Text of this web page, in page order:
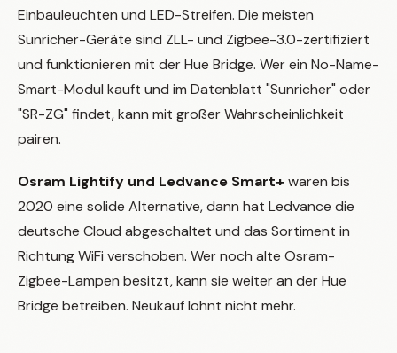
Einbauleuchten und LED-Streifen. Die meisten
Sunricher-Geräte sind ZLL- und Zigbee-3.0-zertifiziert
und funktionieren mit der Hue Bridge. Wer ein No-Name-
Smart-Modul kauft und im Datenblatt "Sunricher" oder
"SR-ZG" findet, kann mit großer Wahrscheinlichkeit
pairen.
Osram Lightify und Ledvance Smart+ waren bis
2020 eine solide Alternative, dann hat Ledvance die
deutsche Cloud abgeschaltet und das Sortiment in
Richtung WiFi verschoben. Wer noch alte Osram-
Zigbee-Lampen besitzt, kann sie weiter an der Hue
Bridge betreiben. Neukauf lohnt nicht mehr.